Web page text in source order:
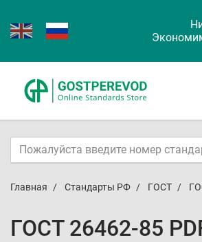
Главная Стандарты РФ ГОСТ
ГОСТ 26462-85